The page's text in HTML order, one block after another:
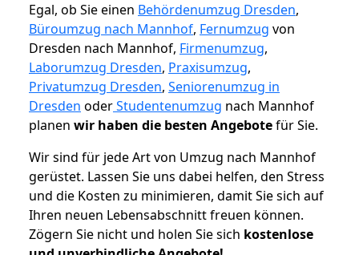
Egal, ob Sie einen Behördenumzug Dresden,
Büroumzug nach Mannhof, Fernumzug von
Dresden nach Mannhof, Firmenumzug,
Laborumzug Dresden, Praxisumzug,
Privatumzug Dresden, Seniorenumzug in
Dresden oderStudentenumzug nach Mannhof
planen wir haben die besten Angebotefür Sie.
Wir sind für jede Art von Umzug nach Mannhof
gerüstet. Lassen Sie uns dabei helfen, den Stress
und die Kosten zu minimieren, damit Sie sich auf
Ihren neuen Lebensabschnitt freuen können.
Zögern Sie nicht und holen Sie sich kostenlose